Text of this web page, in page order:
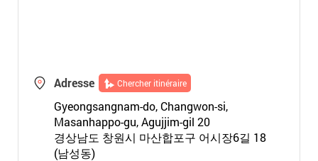
Adresse Chercher itinéraire
Gyeongsangnam-do, Changwon-si,
Masanhappo-gu, Agujjim-gil 20
경상남도 창원시 마산합포구 어시장6길 18
(남성동)